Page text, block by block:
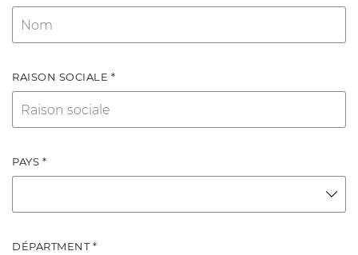
RAISON SOCIALE *
PAYS *
DÉPARTMENT *